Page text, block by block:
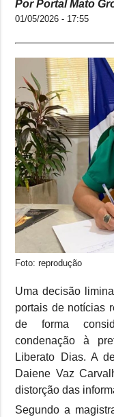
Por Portal Mato
01/05/2026 - 17:55
Foto: reprodução
Uma decisão
portais de notícias
de forma
condenação à
Liberato Dias. A
Daiene Vaz
distorção das
Segundo a